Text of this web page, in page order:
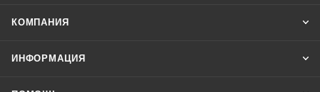
КОМПАНИЯ
ИНФОРМАЦИЯ